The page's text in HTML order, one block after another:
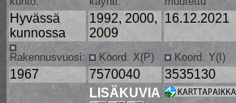
Hyvässä
kunnossa
1992, 2000,
2009
16.12.2021
Rakennusvuosi: Koord. X(P) Koord. Y(I)
1967 7570040 3535130
LISÄKUVIA